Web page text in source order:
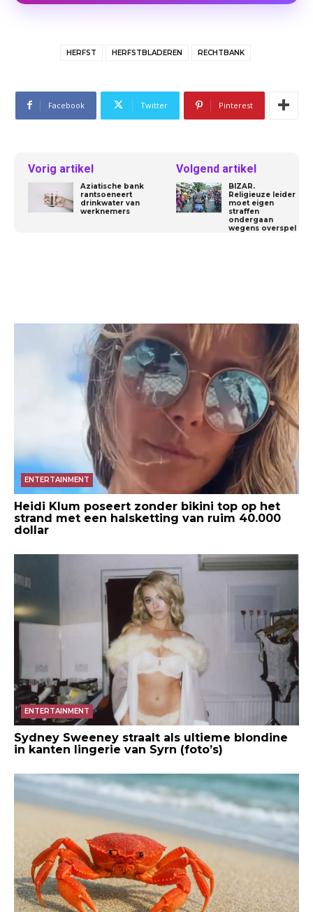
HERFST HERFSTBLADEREN RECHTBANK
Facebook Twitter Pinterest
Vorig artikel
Aziatische bank
rantsoeneert
drinkwater van
werknemers
Volgend artikel
BIZAR.
Religieuze leider
moet eigen
straffen
ondergaan
wegens overspel
ENTERTAINMENT
Heidi Klum poseert zonder bikini top op het
strand met een halsketting van ruim 40.000
dollar
ENTERTAINMENT
Sydney Sweeney straalt als ultieme blondine
in kanten lingerie van Syrn (foto’s)